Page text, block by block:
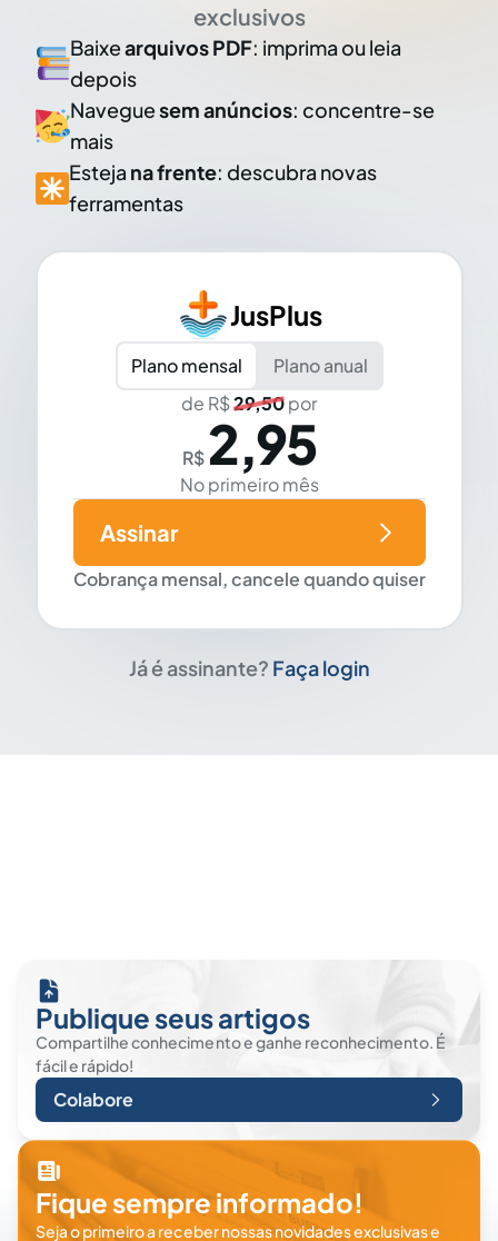
exclusivos
Baixearquivos PDF: imprima ou leia
depois
Naveguesem anúncios: concentre-se
mais
Esteja na frente: descubra novas
ferramentas
JusPlus
Plano mensal
Plano anual
de R$29,50por
R$ 2,95
No primeiro mês
Cobrança mensal, cancele quando quiser
Assinar
Já é assinante? Faça login
Publique seus artigos
Compartilhe conhecimento e ganhe reconhecimento. É
fácil e rápido!
Colabore
Fique sempre informado!
Seja o primeiro a receber nossas novidades exclusivas e